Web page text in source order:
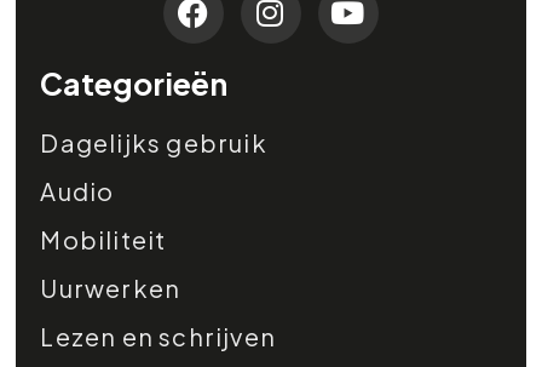
Categorieën
Dagelijks gebruik
Audio
Mobiliteit
Uurwerken
Lezen en schrijven